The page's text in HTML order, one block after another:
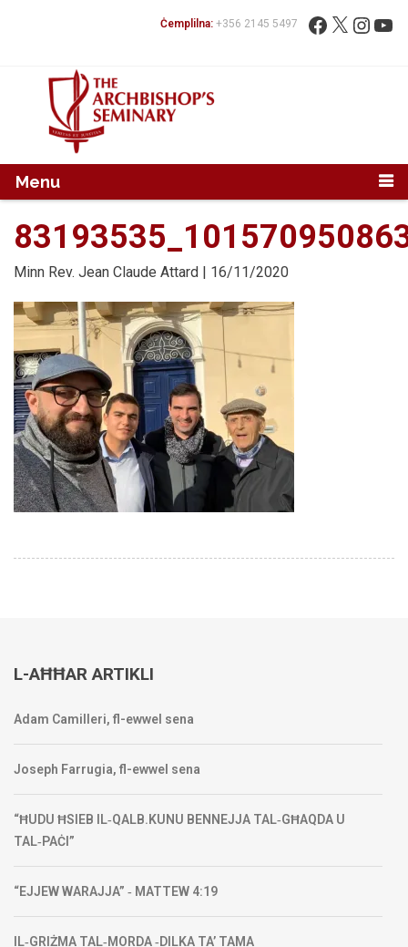
Fittex: Facebook
X
Ċemplilna: +356 2145 5497
Menu
Minn Rev. Jean Claude Attard | 16/11/2020
L-AĦĦAR ARTIKLI
Adam Camilleri, fl-ewwel sena
Joseph Farrugia, fl-ewwel sena
“ĦUDU ĦSIEB IL‑QALB.KUNU BENNEJJA TAL‑GĦAQDA U
TAL‑PAĊI”
“EJJEW WARAJJA” ‑ MATTEW 4:19
IL‑GRIŻMA TAL‑MORDA ‑DILKA TA’ TAMA